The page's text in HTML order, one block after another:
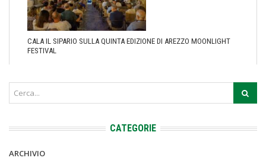
CALA IL SIPARIO SULLA QUINTA EDIZIONE DI AREZZO MOONLIGHT
FESTIVAL
CATEGORIE
ARCHIVIO